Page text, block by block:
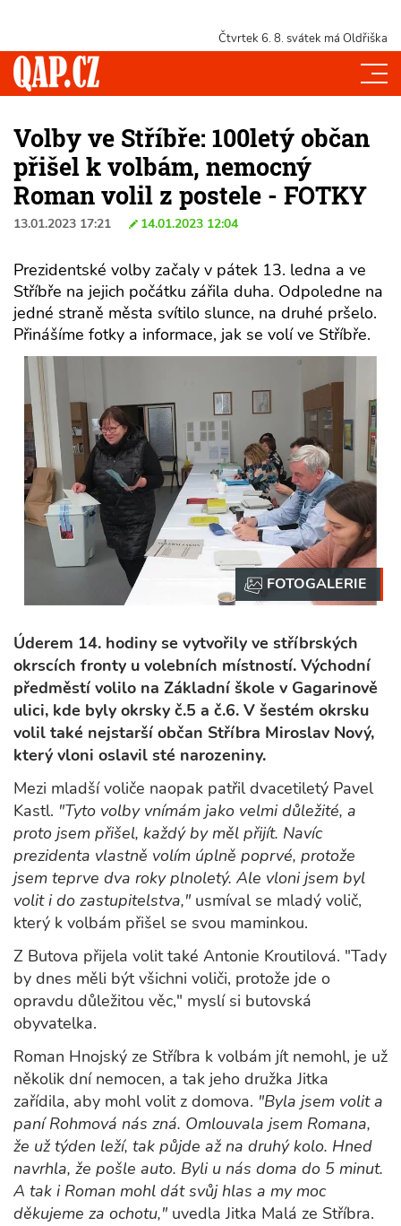
Čtvrtek 6. 8. svátek má Oldřiška
Volby ve Stříbře: 100letý občan
přišel k volbám, nemocný
Roman volil z postele - FOTKY
13.01.2023 17:21 14.01.2023 12:04
Prezidentské volby začaly v pátek 13. ledna a ve
Stříbře na jejich počátku zářila duha. Odpoledne na
jedné straně města svítilo slunce, na druhé pršelo.
Přinášíme fotky a informace, jak se volí ve Stříbře.
Úderem 14. hodiny se vytvořily ve stříbrských
okrscích fronty u volebních místností. Východní
předměstí volilo na Základní škole v Gagarinově
ulici, kde byly okrsky č.5 a č.6. V šestém okrsku
volil také nejstarší občan Stříbra Miroslav Nový,
který vloni oslavil sté narozeniny.
Mezi mladší voliče naopak patřil dvacetiletý Pavel
Kastl. "Tyto volby vnímám jako velmi důležité, a
proto jsem přišel, každý by měl přijít. Navíc
prezidenta vlastně volím úplně poprvé, protože
jsem teprve dva roky plnoletý. Ale vloni jsem byl
volit i do zastupitelstva," usmíval se mladý volič,
který k volbám přišel se svou maminkou.
Z Butova přijela volit také Antonie Kroutilová. "Tady
by dnes měli být všichni voliči, protože jde o
opravdu důležitou věc," myslí si butovská
obyvatelka.
Roman Hnojský ze Stříbra k volbám jít nemohl, je už
několik dní nemocen, a tak jeho družka Jitka
zařídila, aby mohl volit z domova. "Byla jsem volit a
paní Rohmová nás zná. Omlouvala jsem Romana,
že už týden leží, tak půjde až na druhý kolo. Hned
navrhla, že pošle auto. Byli u nás doma do 5 minut.
A tak i Roman mohl dát svůj hlas a my moc
děkujeme za ochotu," uvedla Jitka Malá ze Stříbra.